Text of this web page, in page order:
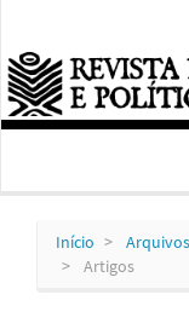
Conteúdo
principal
Barra
Lateral
Início Arquivos
Artigos